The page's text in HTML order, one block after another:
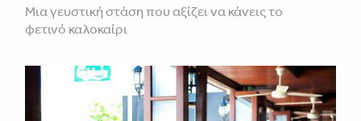
Μια γευστική στάση που αξίζει να κάνεις το
φετινό καλοκαίρι